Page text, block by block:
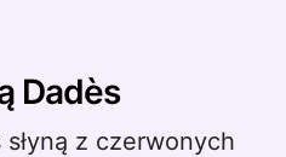
Dadès
z czerwonych